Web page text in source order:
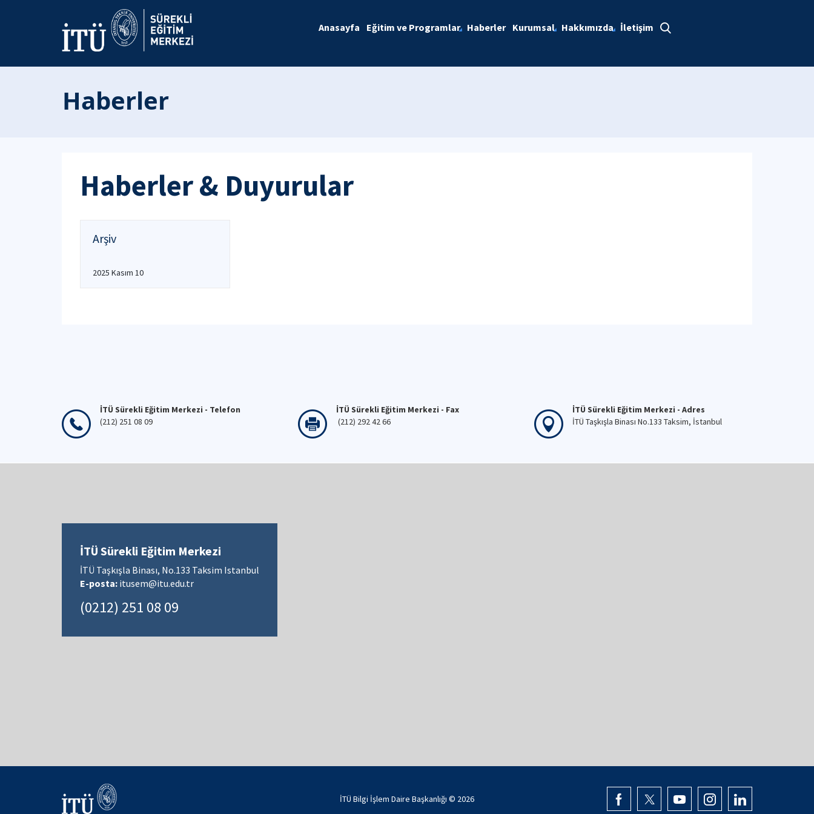
Anasayfa Eğitim ve Programlar Haberler Kurumsal Hakkımızda İletişim
Haberler
Haberler & Duyurular
Arşiv
2025 Kasım 10
İTÜ Sürekli Eğitim Merkezi - Telefon
(212) 251 08 09
İTÜ Sürekli Eğitim Merkezi - Fax
(212) 292 42 66
İTÜ Sürekli Eğitim Merkezi - Adres
İTÜ Taşkışla Binası No.133 Taksim, İstanbul
İTÜ Sürekli Eğitim Merkezi
İTÜ Taşkışla Binası, No.133 Taksim Istanbul
E-posta: itusem@itu.edu.tr
(0212) 251 08 09
İTÜ Bilgi İşlem Daire Başkanlığı © 2026